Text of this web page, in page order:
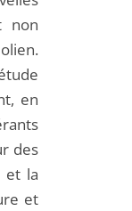
non
en
des
et la
et